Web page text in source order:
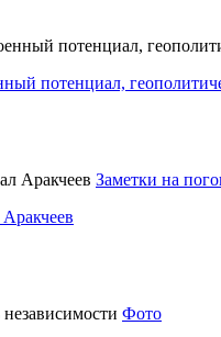
потенциал,
Заметки на
Фото